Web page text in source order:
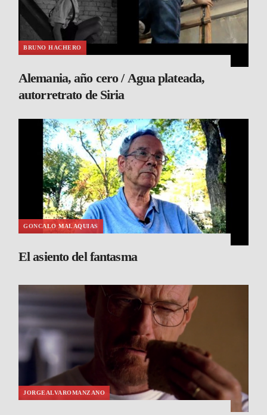
BRUNO HACHERO
Alemania, año cero / Agua plateada,
autorretrato de Siria
GONCALO MALAQUIAS
El asiento del fantasma
JORGEALVAROMANZANO